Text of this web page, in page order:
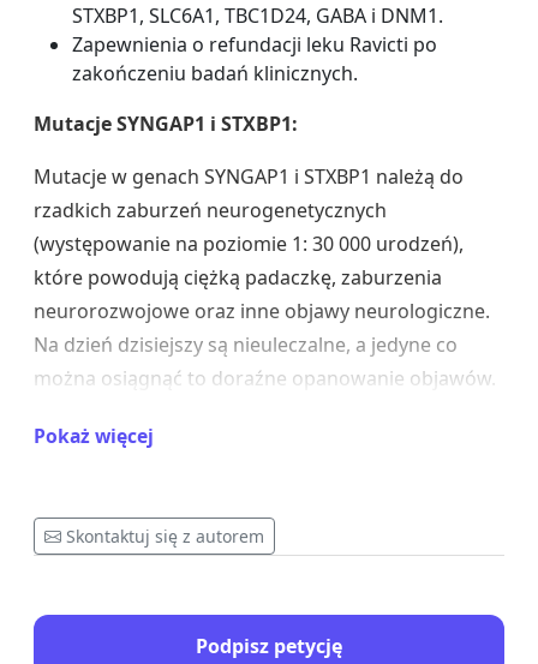
STXBP1, SLC6A1, TBC1D24, GABA i DNM1.
Zapewnienia o refundacji leku Ravicti po
zakończeniu badań klinicznych.
Mutacje SYNGAP1 i STXBP1:
Mutacje w genach SYNGAP1 i STXBP1 należą do
rzadkich zaburzeń neurogenetycznych
(występowanie na poziomie 1: 30 000 urodzeń),
które powodują ciężką padaczkę, zaburzenia
neurorozwojowe oraz inne objawy neurologiczne.
Na dzień dzisiejszy są nieuleczalne, a jedyne co
można osiągnąć to doraźne opanowanie objawów.
mutacje te są diagnozowane w Polsce i na świecie
mogą prowadzić do:
napadów padaczkowych:w 80% o
opóźnienia rozwoju
psychomotorycznego:dzieci z tymi mutacjami
Pokaż więcej
Skontaktuj się z autorem
Podpisz petycję